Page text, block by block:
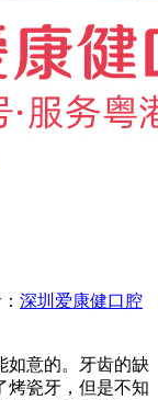
深圳爱康健口腔
如意的。牙齿的缺
烤瓷牙，但是不知